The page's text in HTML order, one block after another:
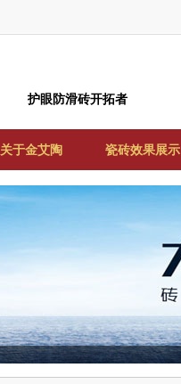
护眼防滑砖开拓者
关于金艾陶 瓷砖效果展示